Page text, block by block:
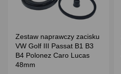
Zestaw naprawczy zacisku
VW Golf III Passat B1 B3
B4 Polonez Caro Lucas
48mm